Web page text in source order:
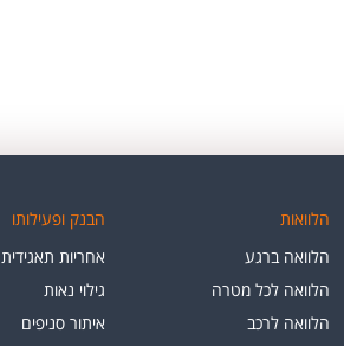
הלוואות
הלוואה ברגע
הלוואה לכל מטרה
הלוואה לרכב
הבנק ופעילותו
אחריות תאגידית
גילוי נאות
איתור סניפים